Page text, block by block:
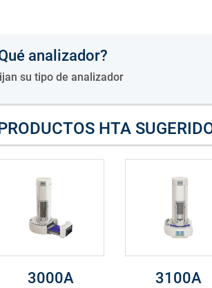
Soluciones
analizador?
su tipo de analizador
HTA
3000A 3100A